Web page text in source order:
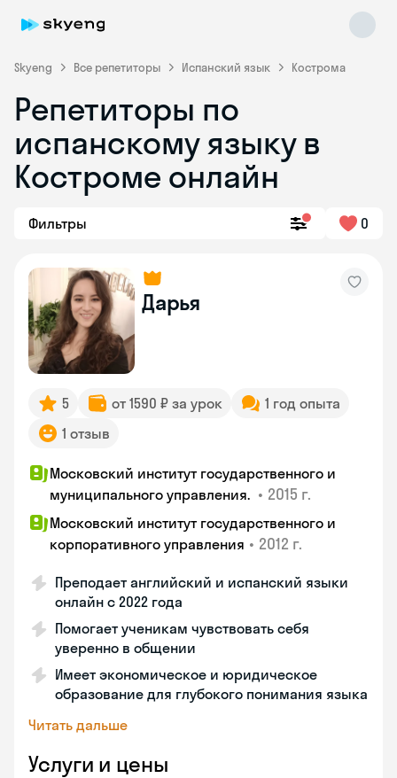
Skyeng Все репетиторы Испанский язык Кострома
Репетиторы по
испанскому языку в
Костроме онлайн
Фильтры 0
Дарья
5 от 1590 ₽ за урок
1 год опыта
1 отзыв
Московский институт государственного и
муниципального управления. • 2015 г.
Московский институт государственного и
корпоративного управления • 2012 г.
Преподает английский и испанский языки
онлайн с 2022 года
Помогает ученикам чувствовать себя
уверенно в общении
Имеет экономическое и юридическое
образование для глубокого понимания языка
Читать дальше
Услуги и цены
Skyeng Chat